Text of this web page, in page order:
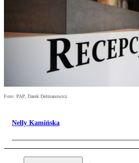
Foto: PAP, Darek Delmanowicz
Nelly Kamińska